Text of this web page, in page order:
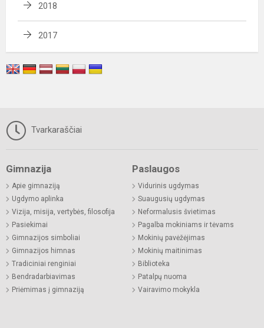
2018
2017
Tvarkaraščiai
Gimnazija
Apie gimnaziją
Ugdymo aplinka
Vizija, misija, vertybės, filosofija
Pasiekimai
Gimnazijos simboliai
Gimnazijos himnas
Tradiciniai renginiai
Bendradarbiavimas
Priėmimas į gimnaziją
Paslaugos
Vidurinis ugdymas
Suaugusių ugdymas
Neformalusis švietimas
Pagalba mokiniams ir tėvams
Mokinių pavėžėjimas
Mokinių maitinimas
Biblioteka
Patalpų nuoma
Vairavimo mokykla